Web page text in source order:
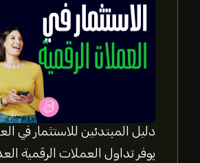
دليل المبتدئين للاستثمار في
السعر الحالي لـ MET هو 0.1665‎$‎ دولار
القيمة السوقية لـ Meteora هي 89.4M‎$‎ دولار
أعلى سعر على الإطلاق لـ Meteora هو 0.2429‎$‎ دولار